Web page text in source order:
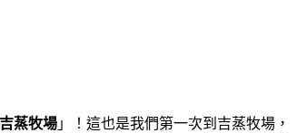
吉蒸牧場 」！這也是我們第一次到吉蒸牧場，